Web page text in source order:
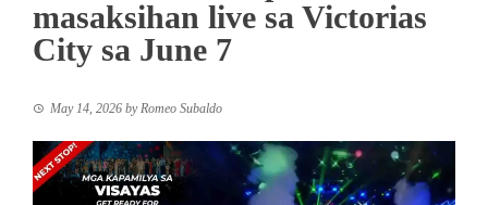
masaksihan live sa Victorias
City sa June 7
May 14, 2026 by Romeo Subaldo